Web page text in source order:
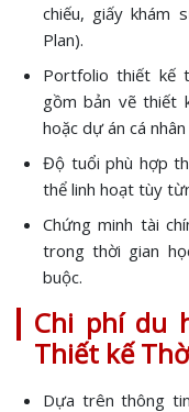
chiếu, giấy khám
Plan).
Portfolio thiết kế
gồm bản vẽ thiết
hoặc dự án cá
Độ tuổi phù hợp
thể linh hoạt tùy
Chứng minh tài
trong thời gian
buộc.
Chi phí du
Thiết kế
Dựa trên thông